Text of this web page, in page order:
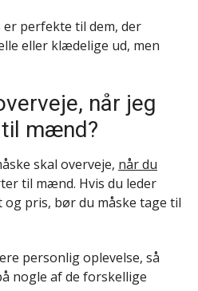
perfekte til dem, der
eller klædelige ud, men
når jeg
mænd?
skal overveje, når du
til mænd. Hvis du leder
pris, bør du måske tage til
personlig oplevelse, så
nogle af de forskellige